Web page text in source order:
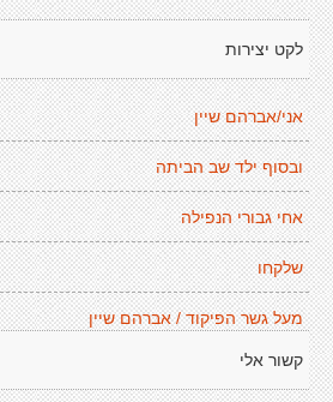
לקט יצירות
אני/אברהם שיין
ובסוף ילד שב הביתה
אחי גבורי הנפילה
שלקחו
מעל גשר הפיקוד / אברהם שיין
קשור אלי